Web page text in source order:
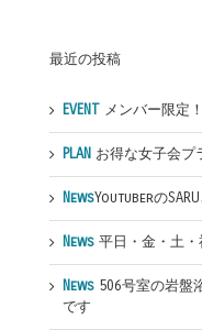
最近の投稿
EVENTメンバー限定！
PLANお得な女子会プ
NewsYoutuberの
News平日・金・土・
News506号室の岩盤
です